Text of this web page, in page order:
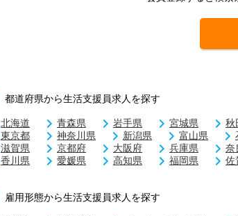
都道府県から生活支援員求人を探す
北海道 青森県 岩手県 宮城県 秋
東京都
神奈川県 新潟県 富山県
滋賀県
京都府 大阪府 兵庫県 奈
香川県
愛媛県 高知県 福岡県 佐
雇用形態から生活支援員求人を探す